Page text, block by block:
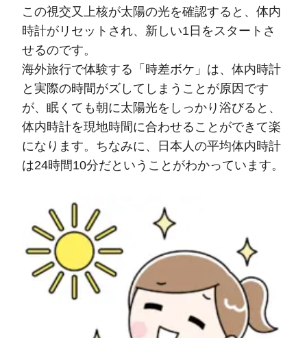
この視交又上核が太陽の光を確認すると、体内
時計がリセットされ、新しい1日をスタートさ
せるのです。
海外旅行で体験する「時差ボケ」は、体内時計
と実際の時間がズしてしまうことが原因です
が、眠くても朝に太陽光をしっかり浴びると、
体内時計を現地時間に合わせることができて楽
になります。ちなみに、日本人の平均体内時計
は24時間10分だということがわかっています。